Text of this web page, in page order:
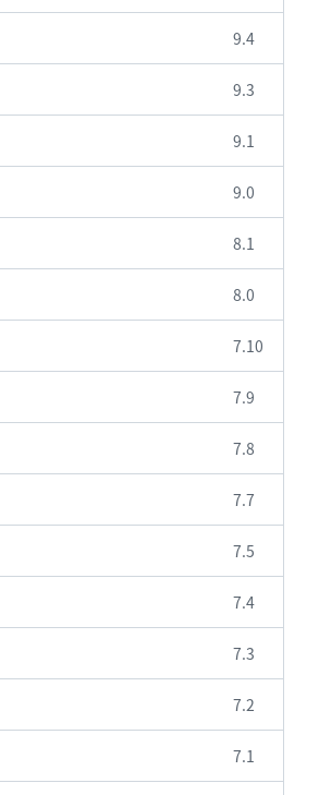
9.4
9.3
9.1
9.0
8.1
8.0
7.10
7.9
7.8
7.7
7.5
7.4
7.3
7.2
7.1